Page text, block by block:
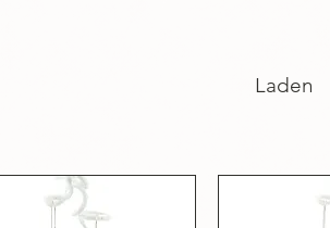
Laden